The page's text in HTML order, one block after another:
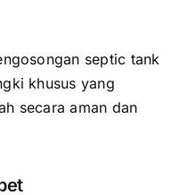
septic tank
khusus yang
secara aman dan